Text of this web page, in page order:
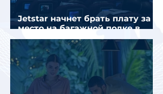
Jetstar начнет брать плату за
место на багажной полке в
салоне самолета